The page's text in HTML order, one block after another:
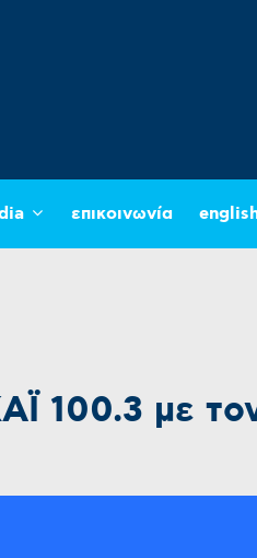
επικοινωνία
100.3 με